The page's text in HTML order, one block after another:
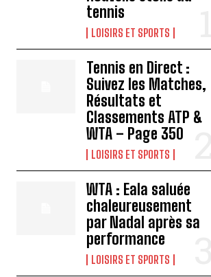
tennis
LOISIRS ET SPORTS
Tennis en Direct :
Suivez les Matches,
Résultats et
Classements ATP &
WTA – Page 350
LOISIRS ET SPORTS
WTA : Eala saluée
chaleureusement
par Nadal après sa
performance
LOISIRS ET SPORTS